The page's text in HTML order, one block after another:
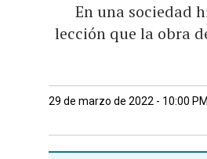
En una sociedad
lección que la obra
29 de marzo de 2022 - 10:00 PM